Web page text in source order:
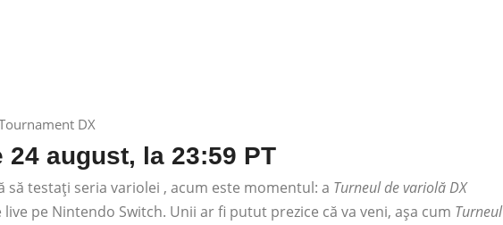
24 august, la 23:59 PT
să testați seria variolei , acum este momentul: a Turneul de variolă DX
pe Nintendo Switch. Unii ar fi putut prezice că va veni, așa cum Turneul